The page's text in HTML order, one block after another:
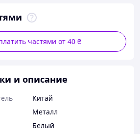
частями от 40 ₴
и описание
Китай
Металл
Белый